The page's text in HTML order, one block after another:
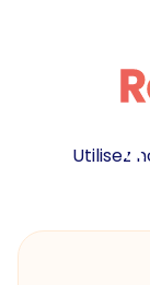
Utilisez